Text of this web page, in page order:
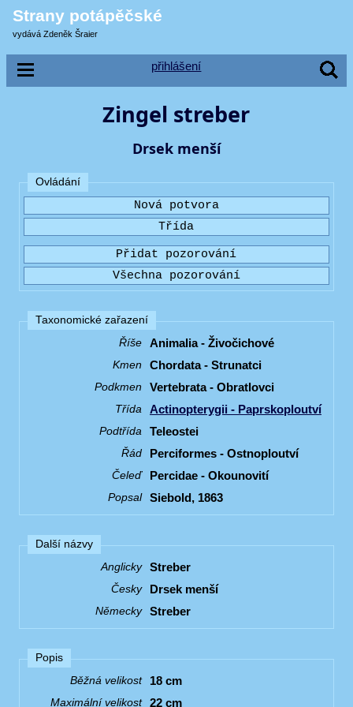
Strany potápěčské
vydává Zdeněk Šraier
přihlášení
Zingel streber
Drsek menší
Ovládání
Taxonomické zařazení
Říše
Animalia - Živočichové
Kmen Chordata - Strunatci
Podkmen Vertebrata - Obratlovci
Třída Actinopterygii - Paprskoploutví
Podtřída Teleostei
Řád Perciformes - Ostnoploutví
Čeleď Percidae - Okounovití
Popsal Siebold, 1863
Další názvy
Anglicky
Streber
Česky Drsek menší
Německy Streber
Popis
Běžná velikost
18 cm
Maximální velikost 22 cm